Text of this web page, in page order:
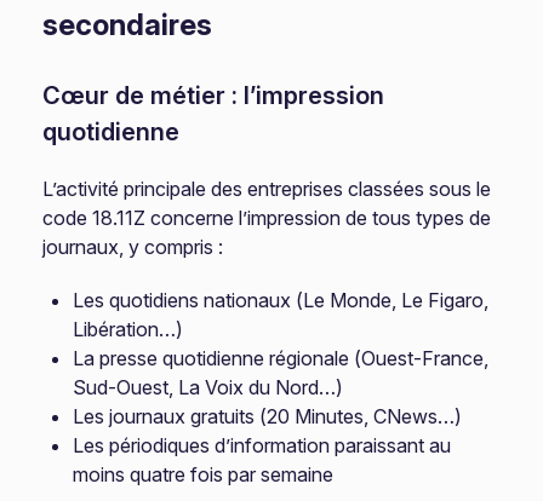
secondaires
Cœur de métier : l’impression
quotidienne
L’activité principale des entreprises classées sous le
code 18.11Z concerne l’impression de tous types de
journaux, y compris :
Les quotidiens nationaux (Le Monde, Le Figaro,
Libération…)
La presse quotidienne régionale (Ouest-France,
Sud-Ouest, La Voix du Nord…)
Les journaux gratuits (20 Minutes, CNews…)
Les périodiques d’information paraissant au
moins quatre fois par semaine